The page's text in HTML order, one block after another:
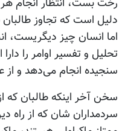
دلیل است که تجاوز
اما انسان چیز دیگریست،
تحلیل و تفسیر اوامر را
سنجیده انجام می‌دهد و
سخن آخر اینکه طالبان که
سردمداران شان که از راه